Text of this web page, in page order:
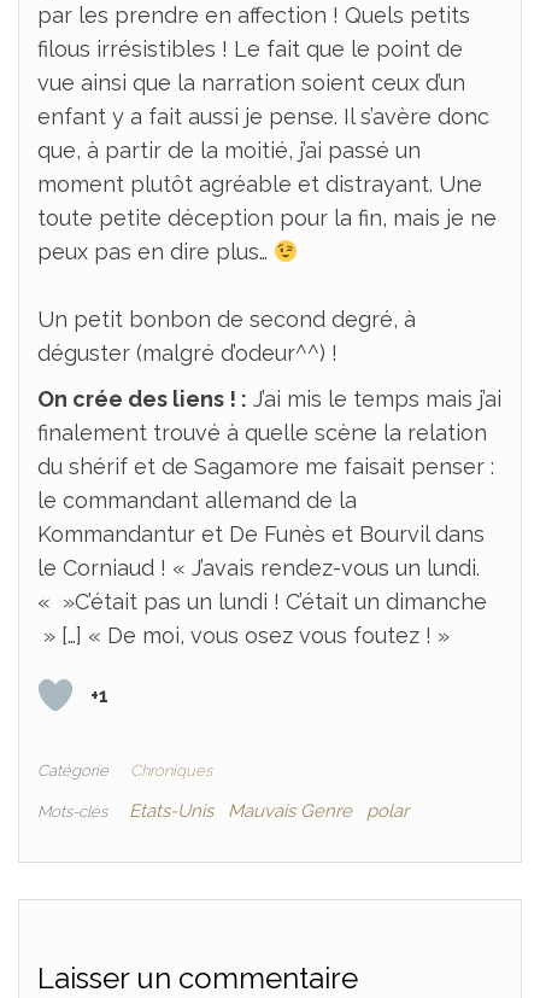
par les prendre en affection ! Quels petits
filous irrésistibles ! Le fait que le point de
vue ainsi que la narration soient ceux d’un
enfant y a fait aussi je pense. Il s’avère donc
que, à partir de la moitié, j’ai passé un
moment plutôt agréable et distrayant. Une
toute petite déception pour la fin, mais je ne
peux pas en dire plus…
Un petit bonbon de second degré, à
déguster (malgré d’odeur^^) !
On crée des liens ! : J’ai mis le temps mais j’ai
finalement trouvé à quelle scène la relation
du shérif et de Sagamore me faisait penser :
le commandant allemand de la
Kommandantur et De Funès et Bourvil dans
le Corniaud ! « J’avais rendez-vous un lundi.
« »C’était pas un lundi ! C’était un dimanche
» […] « De moi, vous osez vous foutez ! »
+1
Catégorie Chroniques
Mots-clés Etats-Unis Mauvais Genre polar
Laisser un commentaire